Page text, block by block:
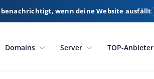
benachrichtigt, wenn deine Website ausfällt
Domains Server TOP-Anbieter